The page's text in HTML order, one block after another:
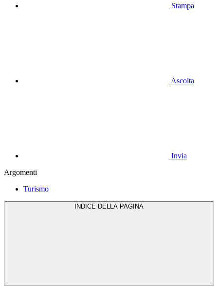
Stampa
Ascolta
Invia
Argomenti
Turismo